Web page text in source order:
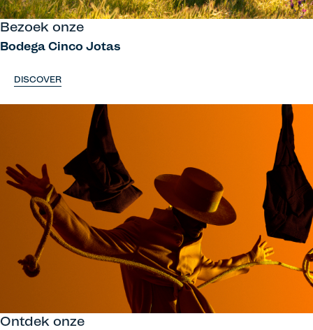
Bezoek onze
Bodega Cinco Jotas
DISCOVER
Ontdek onze